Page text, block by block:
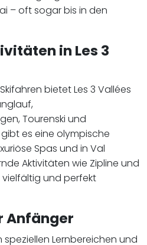
– oft sogar bis in den
in Les 3
bietet Les 3 Vallées
Tourenski und
es eine olympische
Spas und in Val
Aktivitäten wie Zipline und
vielfältig und perfekt
Anfänger
Lernbereichen und